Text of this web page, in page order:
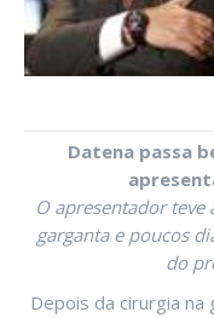
Datena passa
O apresentador teve
garganta e poucos
do
Depois da cirurgia